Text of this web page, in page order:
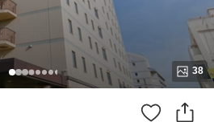
38